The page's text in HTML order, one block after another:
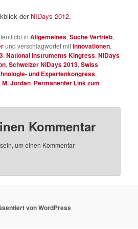
der NIDays 2012.
inAllgemeines,Suche Vertrieb,
und verschlagwortet mitInnovationen,
,National Instruments Kingress,NIDays
,Schweizer NIDays 2013,Swiss
und Expertenkongress,
M. Jordan. Permanenter Link zum
Kommentar
sein, um einen Kommentar
von WordPress